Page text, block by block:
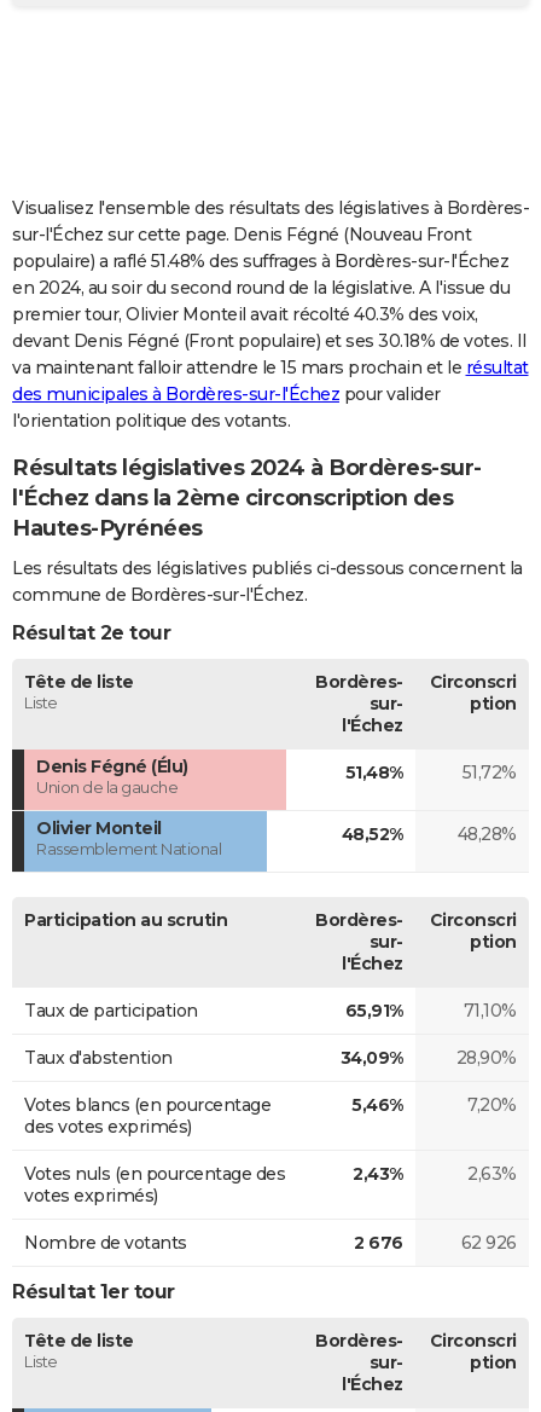
Carte de Noël
Carte Bonne année
Carte Saint-Valentin
Carte Pâques
Carte d'anniversaire
DICTIONNAIRE
Dictionnaire
Biographies
Citations
Expressions
Proverbes
PROGRAMME TV
COPAINS D'AVANT
S'inscrire
Se connecter
Lycées
Collèges
Primaires
Universités
Entreprises
Service militaire
Avis de recherche
AVIS DE DÉCÈS
FORUM
Bricolage
Lifestyle
Culture
Sport
Auto
Television
Voyage
Cinema
Visualisez l'ensemble des résultats des législatives à Bordères-
sur-l'Échez sur cette page. Denis Fégné (Nouveau Front
populaire) a raflé 51.48% des suffrages à Bordères-sur-l'Échez
en 2024, au soir du second round de la législative. A l'issue du
premier tour, Olivier Monteil avait récolté 40.3% des voix,
devant Denis Fégné (Front populaire) et ses 30.18% de votes. Il
va maintenant falloir attendre le 15 mars prochain et le résultat
des municipales à Bordères-sur-l'Échez pour valider
l'orientation politique des votants.
Résultats législatives 2024 à Bordères-sur-
l'Échez dans la 2ème circonscription des
Hautes-Pyrénées
Les résultats des législatives publiés ci-dessous concernent la
commune de Bordères-sur-l'Échez.
Résultat 2e tour
Tête de liste
Liste
Bordères-
sur-
l'Échez
Circonscri
ption
Denis Fégné (Élu)
Union de la gauche
51,48% 51,72%
Olivier Monteil
Rassemblement National
48,52% 48,28%
Participation au scrutin
Bordères-
sur-
l'Échez
Circonscri
ption
Taux de participation 65,91% 71,10%
Taux d'abstention 34,09% 28,90%
Votes blancs (en pourcentage
des votes exprimés)
5,46% 7,20%
Votes nuls (en pourcentage des
votes exprimés)
2,43% 2,63%
Nombre de votants 2 676 62 926
Résultat 1er tour
Tête de liste
Liste
Bordères-
sur-
l'Échez
Circonscri
ption